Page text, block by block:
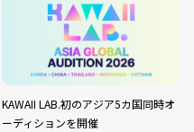
KAWAII LAB.初のアジア5カ国同時オ
ーディションを開催